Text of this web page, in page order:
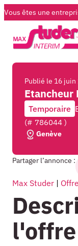
Vous êtes une
Publié le 16 juin
Etancheur
Temporaire
(# 786044 )
Genève
Partager l’annonce :
Max Studer |
l'offre